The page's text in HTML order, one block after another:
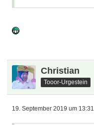
Christian
Tooor-Urgestein
19. September 2019 um 13:31